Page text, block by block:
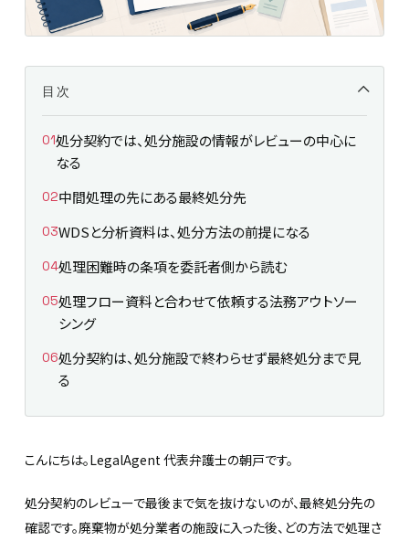
目次
処分契約では、処分施設の情報がレビューの中心に
なる
中間処理の先にある最終処分先
WDSと分析資料は、処分方法の前提になる
処理困難時の条項を委託者側から読む
処理フロー資料と合わせて依頼する法務アウトソー
シング
処分契約は、処分施設で終わらせず最終処分まで見
る
こんにちは。LegalAgent 代表弁護士の朝戸です。
処分契約のレビューで最後まで気を抜けないのが、最終処分先の
確認です。廃棄物が処分業者の施設に入った後、どの方法で処理さ